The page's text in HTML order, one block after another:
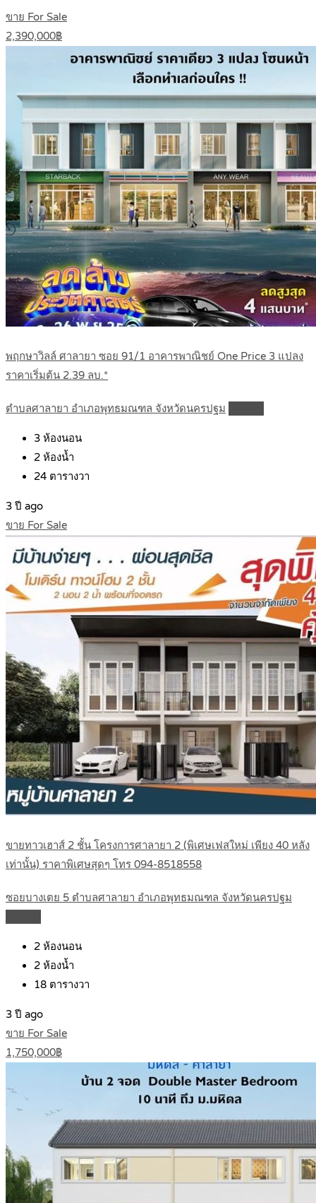
ขาย For Sale
2,390,000฿
พฤกษาวิลล์ ศาลายา ซอย 91/1 อาคารพาณิชย์ One Price 3 แปลง
ราคาเริ่มต้น 2.39 ลบ.*
ตำบลศาลายา อำเภอพุทธมณฑล จังหวัดนครปฐม
3 ห้องนอน
2 ห้องน้ำ
24 ตารางวา
3 ปี ago
ขาย For Sale
ขายทาวเฮาส์ 2 ชั้น โครงการศาลายา 2 (พิเศษเฟสใหม่ เพียง 40 หลัง
เท่านั้น) ราคาพิเศษสุดๆ โทร 094-8518558
ซอยบางเตย 5 ตำบลศาลายา อำเภอพุทธมณฑล จังหวัดนครปฐม
2 ห้องนอน
2 ห้องน้ำ
18 ตารางวา
3 ปี ago
ขาย For Sale
1,750,000฿